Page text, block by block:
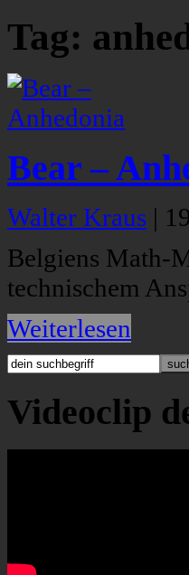
Tag:
Bear –
Walter Kraus |
Belgiens Math-
technischem
Weiterlesen
Videoclip